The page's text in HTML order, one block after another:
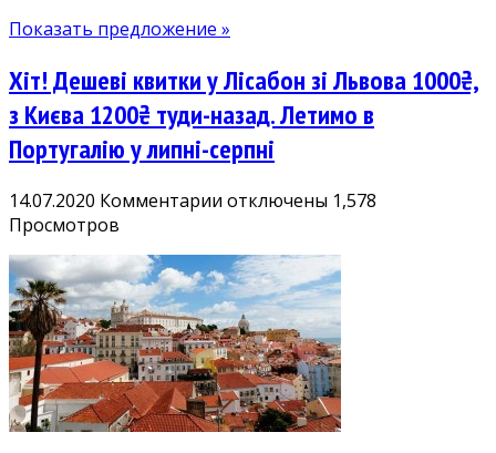
Показать предложение »
Хіт! Дешеві квитки у Лісабон зі Львова 1000₴,
з Києва 1200₴ туди-назад. Летимо в
Португалію у липні-серпні
14.07.2020 Комментарии к
Дешеві
квитки
у
Лісабон
зі
Львова
1000₴,
отключены 1,578
Просмотров